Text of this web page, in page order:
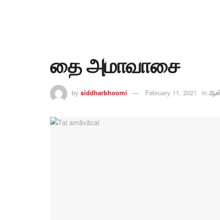
தை அமாவாசை
by siddharbhoomi February 11, 2021 in